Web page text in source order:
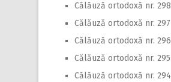
Călăuză ortodoxă nr. 298
Călăuză ortodoxă nr. 297
Călăuză ortodoxă nr. 296
Călăuză ortodoxă nr. 295
Călăuză ortodoxă nr. 294